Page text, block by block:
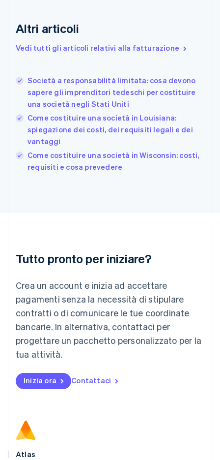
Altri articoli
Vedi tutti gli articoli relativi alla fatturazione
Società a responsabilità limitata: cosa devono
sapere gli imprenditori tedeschi per costituire
una società negli Stati Uniti
Come costituire una società in Louisiana:
spiegazione dei costi, dei requisiti legali e dei
vantaggi
Come costituire una società in Wisconsin: costi,
requisiti e cosa prevedere
Tutto pronto per iniziare?
Crea un account e inizia ad accettare
pagamenti senza la necessità di stipulare
contratti o di comunicare le tue coordinate
bancarie. In alternativa, contattaci per
progettare un pacchetto personalizzato per la
tua attività.
Inizia ora Contattaci
Atlas
English
Finlandia
Germania
Deutsch English
Giappone
日本語 English
English
Grecia
English
India
English
Lituania
Lussemburgo
Deutsch English
Malaysia
English 简体中文
Malta
Messico
EspañolEnglish
English
Nuova Zelanda
English
Portogallo
Português